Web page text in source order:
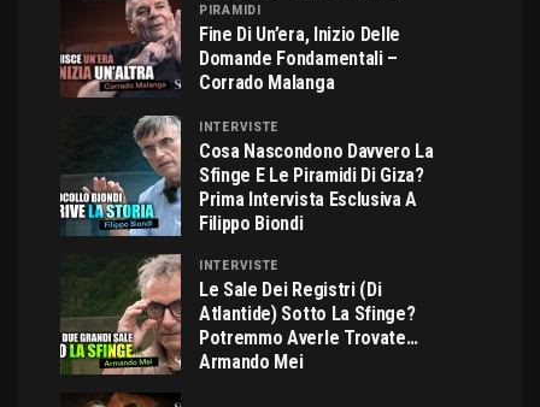
PIRAMIDI
Fine Di Un’era, Inizio Delle
Domande Fondamentali –
Corrado Malanga
INTERVISTE
Cosa Nascondono Davvero La
Sfinge E Le Piramidi Di Giza?
Prima Intervista Esclusiva A
Filippo Biondi
INTERVISTE
Le Sale Dei Registri (di
Atlantide) Sotto La Sfinge?
Potremmo Averle Trovate…
Armando Mei